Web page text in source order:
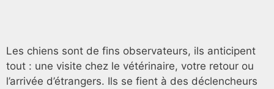
Les chiens sont de fins observateurs, ils anticipent
tout : une visite chez le vétérinaire, votre retour ou
l’arrivée d’étrangers. Ils se fient à des déclencheurs